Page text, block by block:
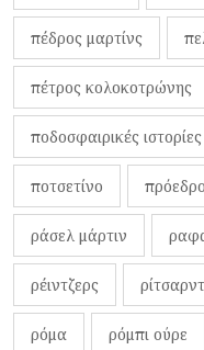
πέδρος μαρτίνς
πέτρος κολοκοτρώνης
ποδοσφαιρικές ιστορίες
ποτσετίνο
ράσελ μάρτιν
ρέιντζερς
ρόμα ρόμπι ούρε